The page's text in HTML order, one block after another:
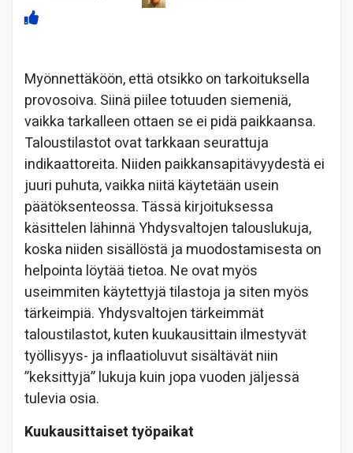
Myönnettäköön, että otsikko on tarkoituksella
provosoiva. Siinä piilee totuuden siemeniä,
vaikka tarkalleen ottaen se ei pidä paikkaansa.
Taloustilastot ovat tarkkaan seurattuja
indikaattoreita. Niiden paikkansapitävyydestä ei
juuri puhuta, vaikka niitä käytetään usein
päätöksenteossa. Tässä kirjoituksessa
käsittelen lähinnä Yhdysvaltojen talouslukuja,
koska niiden sisällöstä ja muodostamisesta on
helpointa löytää tietoa. Ne ovat myös
useimmiten käytettyjä tilastoja ja siten myös
tärkeimpiä. Yhdysvaltojen tärkeimmät
taloustilastot, kuten kuukausittain ilmestyvät
työllisyys- ja inflaatioluvut sisältävät niin
”keksittyjä” lukuja kuin jopa vuoden jäljessä
tulevia osia.
Kuukausittaiset työpaikat